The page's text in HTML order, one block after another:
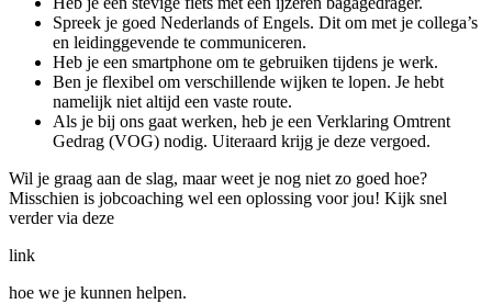
Spreek je goed Nederlands of Engels. Dit om met je collega’s
en leidinggevende te communiceren.
Heb je een smartphone om te gebruiken tijdens je werk.
Ben je flexibel om verschillende wijken te lopen. Je hebt
namelijk niet altijd een vaste route.
Als je bij ons gaat werken, heb je een Verklaring Omtrent
Gedrag (VOG) nodig. Uiteraard krijg je deze vergoed.
Wil je graag aan de slag, maar weet je nog niet zo goed hoe?
Misschien is jobcoaching wel een oplossing voor jou! Kijk snel
verder via deze
link
hoe we je kunnen helpen.